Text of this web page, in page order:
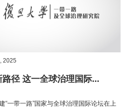
2025
径 这一全球治理国际...
“一带一路”国家与全球治理国际论坛在上